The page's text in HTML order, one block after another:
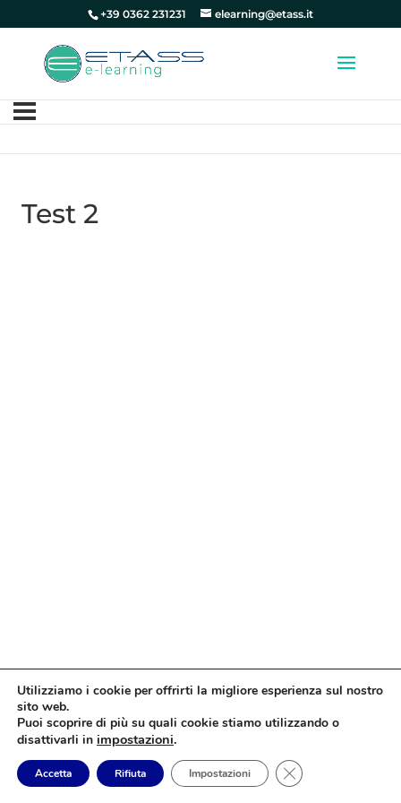
+39 0362 231231 elearning@etass.it
Test 2
Utilizziamo i cookie per offrirti la migliore esperienza sul nostro
sito web.
Puoi scoprire di più su quali cookie stiamo utilizzando o
disattivarli in impostazioni.
Accetta Rifiuta Impostazioni Close GDPR